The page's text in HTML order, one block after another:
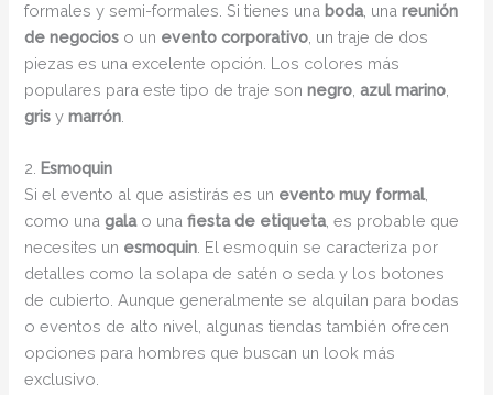
formales y semi-formales. Si tienes una boda, unareunión
de negocios o un evento corporativo , un traje de dos
piezas es una excelente opción. Los colores más
populares para este tipo de traje sonnegro ,azul marino
gris ymarrón
2. Esmoquin
Si el evento al que asistirás es un evento muy formal,
como unagalao unafiesta de etiqueta, es probable que
necesites un esmoquin. El esmoquin se caracteriza por
detalles como la solapa de satén o seda y los botones
de cubierto. Aunque generalmente se alquilan para bodas
o eventos de alto nivel, algunas tiendas también ofrecen
opciones para hombres que buscan un look más
exclusivo.